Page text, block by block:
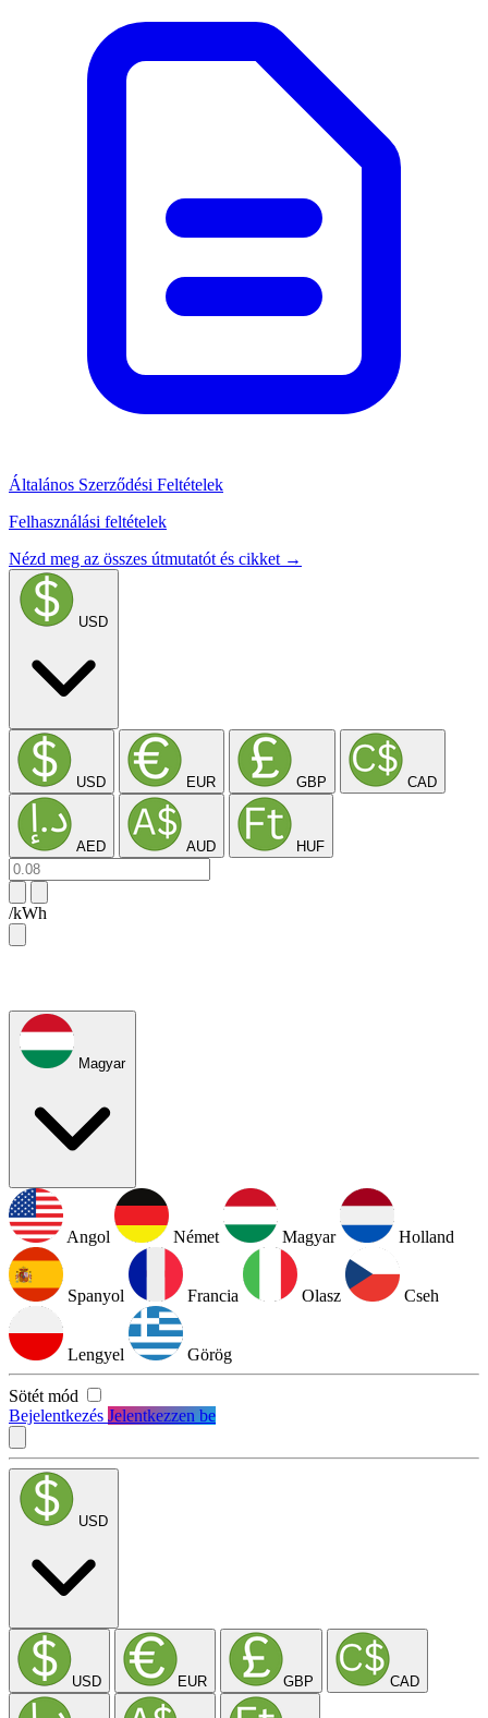
Általános Szerződési Feltételek
Felhasználási feltételek
Nézd meg az összes útmutatót és cikket →
USD
USD EUR GBP CAD
AED AUD HUF
/kWh
Magyar
Angol Német Magyar Holland
Spanyol Francia Olasz Cseh
Lengyel Görög
Sötét mód
Bejelentkezés Jelentkezzen be
USD
USD EUR GBP CAD